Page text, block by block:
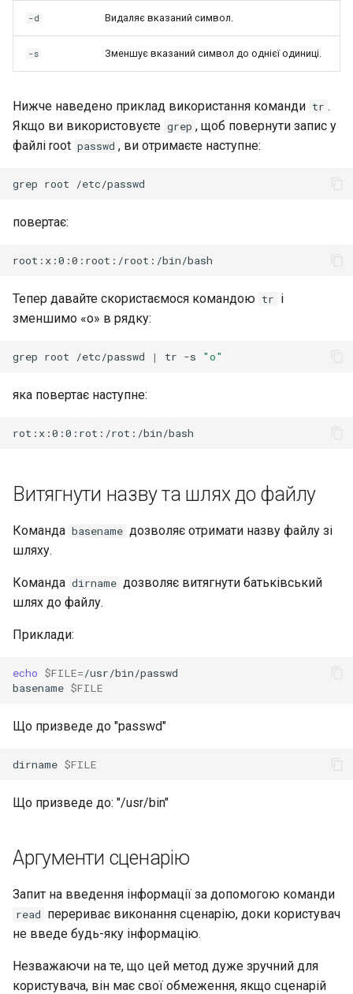
-d Видаляє вказаний символ.
-s Зменшує вказаний символ до однієї одиниці.
Нижче наведено приклад використання команди tr .
Якщо ви використовуєте grep , щоб повернути запис у
файлі root passwd , ви отримаєте наступне:
grep root
повертає:
Тепер давайте скористаємося командою tr і
зменшимо «о» в рядку:
grep root /etc/passwd | tr -s "o"
яка повертає наступне:
Витягнути назву та шлях до файлу
Команда basename дозволяє отримати назву файлу зі
шляху.
Команда dirname дозволяє витягнути батьківський
шлях до файлу.
Приклади:
echo $FILE=/usr/bin/passwd
basename $FILE
Що призведе до "passwd"
dirname $FILE
Що призведе до: "/usr/bin"
Аргументи сценарію
Запит на введення інформації за допомогою команди
read перериває виконання сценарію, доки користувач
не введе будь-яку інформацію.
Незважаючи на те, що цей метод дуже зручний для
користувача, він має свої обмеження, якщо сценарій